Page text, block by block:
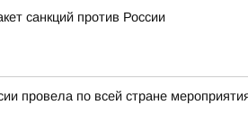
санкций против России
провела по всей стране